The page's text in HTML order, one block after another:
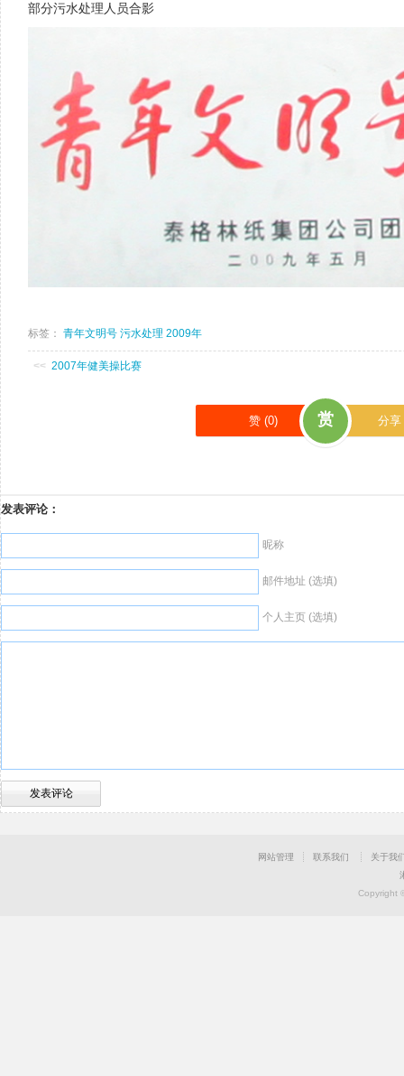
部分污水处理人员合影
标签： 青年文明号 污水处理 2009年
<< 2007年健美操比赛
赞 (0) 赏 分享
发表评论：
昵称
邮件地址 (选填)
个人主页 (选填)
网站管理 联系我们
关于我
Copyright